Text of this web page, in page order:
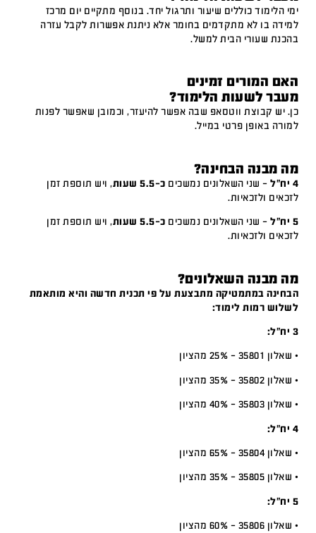
ימי הלימוד כוללים שיעור ותרגול יחד. בנוסף מתקיים יום מרכז
למידה בו לא מתקדמים בחומר אלא ניתנת אפשרות לקבל עזרה
בהכנת שעורי הבית למשל.
האם המורים זמינים
מעבר לשעות הלימוד?
כן. יש קבוצת ווטסאפ שבה אפשר להיעזר, וכמובן שאפשר לפנות
למורה באופן פרטי במייל.
מה מבנה הבחינה?
4 יח"ל – שני השאלונים נמשכים כ-5.5 שעות
, ויש תוספת זמן
לזכאים ולזכאיות.
5 יח"ל – שני השאלונים נמשכים כ-5.5 שעות
, ויש תוספת זמן
לזכאים ולזכאיות.
מה מבנה השאלונים?
הבחינה במתמטיקה מתבצעת על פי תכנית חדשה והיא מותאמת
לשלוש רמות לימוד:
3 יח”ל:
• שאלון 35801 – 25% מהציון
• שאלון 35802 – 35% מהציון
• שאלון 35803 – 40% מהציון
4 יח”ל:
• שאלון 35804 – 65% מהציון
• שאלון 35805 – 35% מהציון
5 יח”ל:
• שאלון 35806 – 60% מהציון